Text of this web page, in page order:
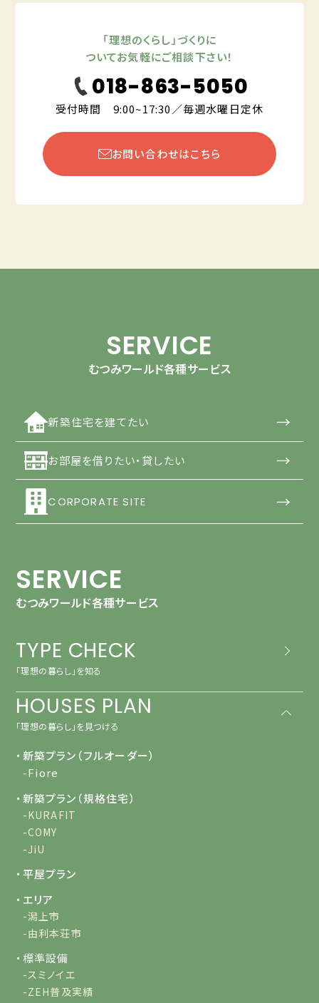
「理想のくらし」づくりに
ついてお気軽にご相談下さい！
018-863-5050
受付時間 9:00~17:30／毎週水曜日定休
お問い合わせはこちら
SERVICE
むつみワールド各種サービス
新築住宅を建てたい →
お部屋を借りたい・貸したい →
CORPORATE SITE →
SERVICE
むつみワールド各種サービス
TYPE CHECK
「理想の暮らし」を知る
HOUSES PLAN
「理想の暮らし」を見つける
・新築プラン（フルオーダー）
-Fiore
・新築プラン（規格住宅）
-KURAFIT
-COMY
-JiU
・平屋プラン
・エリア
-潟上市
-由利本荘市
・標準設備
-スミノイエ
-ZEH普及実績